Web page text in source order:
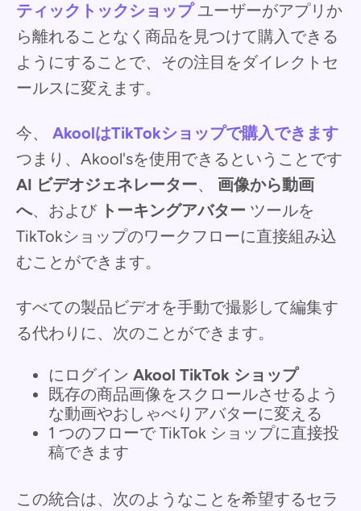
ティックトックショップユーザーがアプリか
ら離れることなく商品を見つけて購入できる
ようにすることで、その注目をダイレクトセ
ールスに変えます。
今、 AkoolはTikTokショップで購入できます
つまり、Akool'sを使用できるということです
AI ビデオジェネレーター、 画像から動画
へ、および トーキングアバター ツールを
TikTokショップのワークフローに直接組み込
むことができます。
すべての製品ビデオを手動で撮影して編集す
る代わりに、次のことができます。
にログイン Akool TikTok ショップ
既存の商品画像をスクロールさせるよう
な動画やおしゃべりアバターに変える
1 つのフローで TikTok ショップに直接投
稿できます
この統合は、次のようなことを希望するセラ